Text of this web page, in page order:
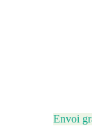
Envoi